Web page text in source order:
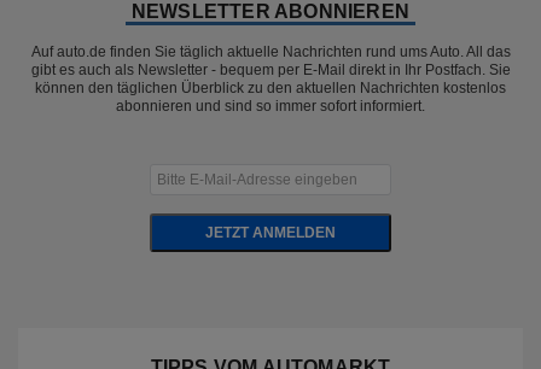
NEWSLETTER ABONNIEREN
Auf auto.de finden Sie täglich aktuelle Nachrichten rund ums Auto. All das
gibt es auch als Newsletter - bequem per E-Mail direkt in Ihr Postfach. Sie
können den täglichen Überblick zu den aktuellen Nachrichten kostenlos
abonnieren und sind so immer sofort informiert.
JETZT ANMELDEN